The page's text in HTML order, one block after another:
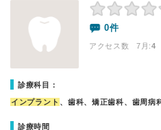
0件
アクセス数 7月:4
診療科目：
インプラント 、歯科、矯正歯科、歯周病
診療時間